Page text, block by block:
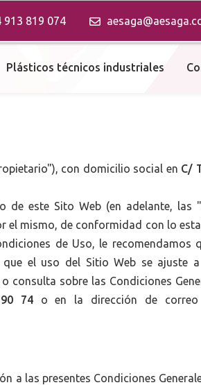
913 819 074
Plásticos técnicos industriales
con domicilio social en C/
de este Sito Web (en adelante, las
el mismo, de conformidad con lo
de Uso, le recomendamos
el uso del Sitio Web se ajuste
consulta sobre las Condiciones
74o en la dirección de correo
a las presentes Condiciones